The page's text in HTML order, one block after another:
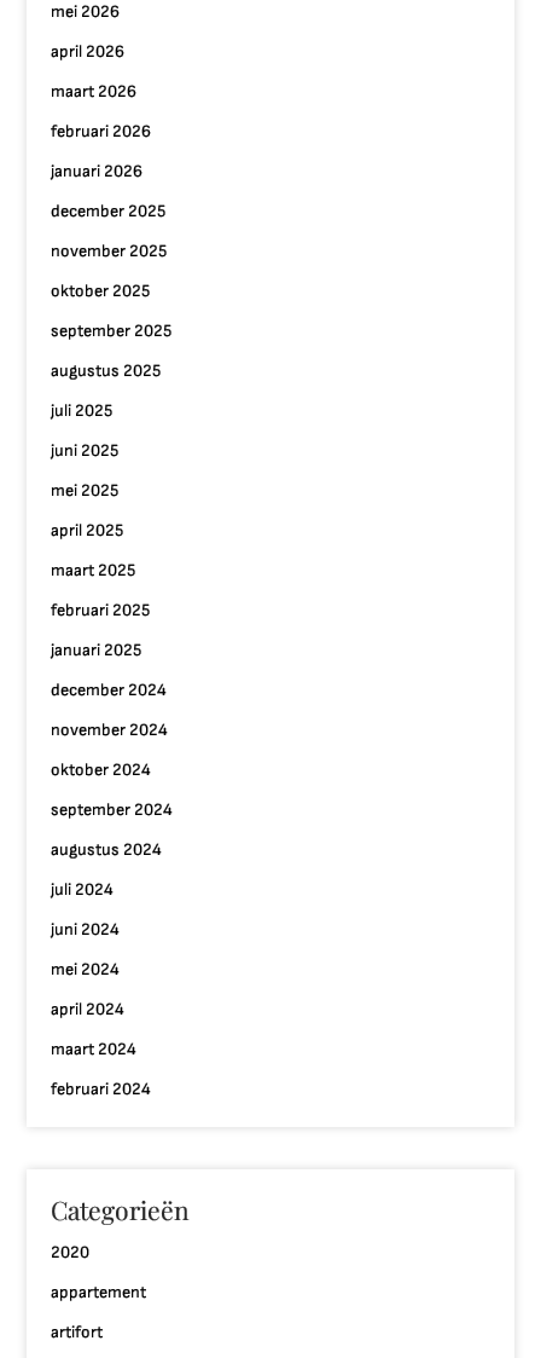
mei 2026
april 2026
maart 2026
februari 2026
januari 2026
december 2025
november 2025
oktober 2025
september 2025
augustus 2025
juli 2025
juni 2025
mei 2025
april 2025
maart 2025
februari 2025
januari 2025
december 2024
november 2024
oktober 2024
september 2024
augustus 2024
juli 2024
juni 2024
mei 2024
april 2024
maart 2024
februari 2024
Categorieën
2020
appartement
artifort